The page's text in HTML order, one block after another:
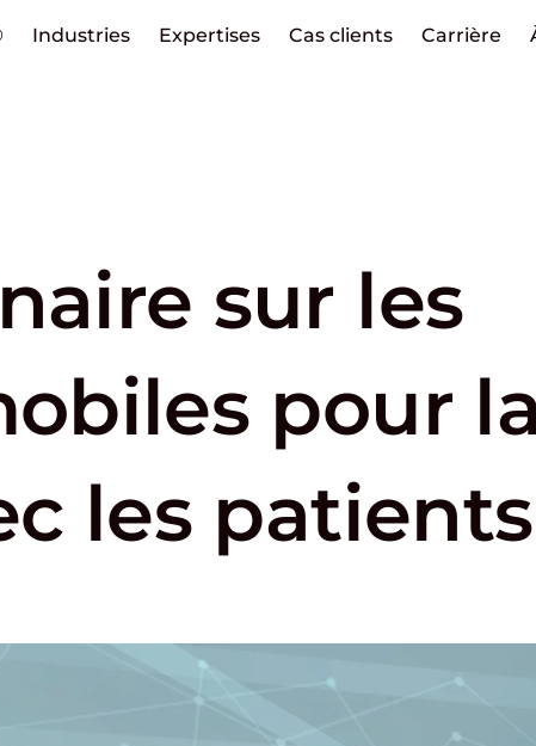
Industries Expertises Cas clients Carrière
sur les
pour la
les patients